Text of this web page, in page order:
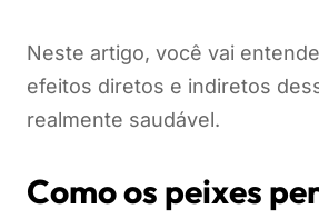
Neste artigo, você vai
efeitos diretos e indiretos
realmente saudável.
Como os peixes